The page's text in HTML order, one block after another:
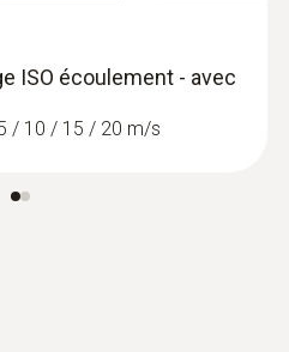
ISO écoulement - avec
/ 10 / 15 / 20 m/s